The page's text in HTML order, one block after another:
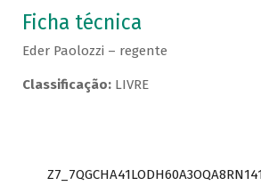
Ficha técnica
Eder Paolozzi – regente
Classificação:LIVRE